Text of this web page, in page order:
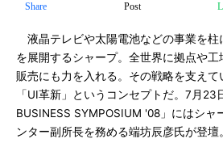
Share Post
液晶テレビや太陽電池などの事業を柱
を展開するシャープ。全世界に拠点や
販売にも力を入れる。その戦略を支え
「UI革新」というコンセプトだ。7月23
BUSINESS SYMPOSIUM '08」にはシャ
ンター副所長を務める端坊辰彦氏が登